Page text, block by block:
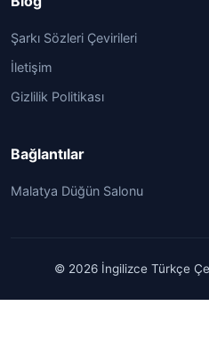
Şarkı Sözleri Çevirileri
İletişim
Gizlilik Politikası
Bağlantılar
Malatya Düğün Salonu
© 2026 İngilizce Türkçe